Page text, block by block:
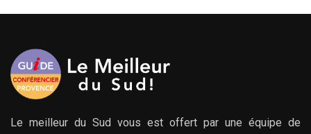
Le meilleur du Sud vous est offert par une équipe de